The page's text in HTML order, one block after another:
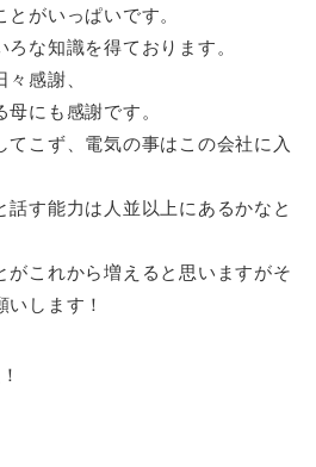
がいっぱいです。
な知識を得ております。
感謝、
にも感謝です。
こず、電気の事はこの会社に入
す能力は人並以上にあるかなと
がこれから増えると思いますがそ
いします！